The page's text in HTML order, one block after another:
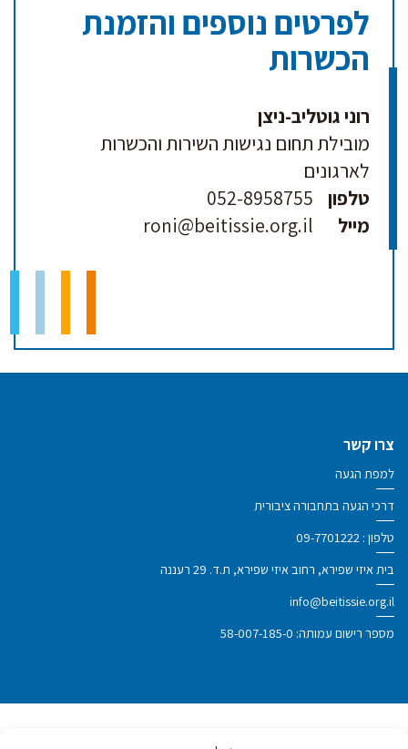
לפרטים נוספים והזמנת
הכשרות
רוני גוטליב-ניצן
מובילת תחום נגישות השירות והכשרות
לארגונים
טלפון
מייל
roni@beitissie.org.il
צרו קשר
למפת הגעה
דרכי הגעה בתחבורה ציבורית
טלפון : 09-7701222
בית איזי שפירא, רחוב איזי שפירא, ת.ד. 29 רעננה
info@beitissie.org.il
מספר רישום עמותה: 58-007-185-0